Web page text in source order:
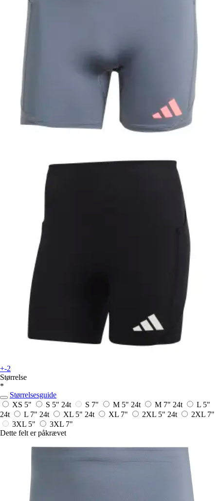
+-2
Størrelse
*
Størrelsesguide
XS 5"
S 5" 24t S 7" M 5" 24t M 7" 24t
L 5"
24t
L 7" 24t XL 5" 24t XL 7" 2XL 5" 24t
2XL 7"
3XL 5"
3XL 7"
Dette felt er påkrævet